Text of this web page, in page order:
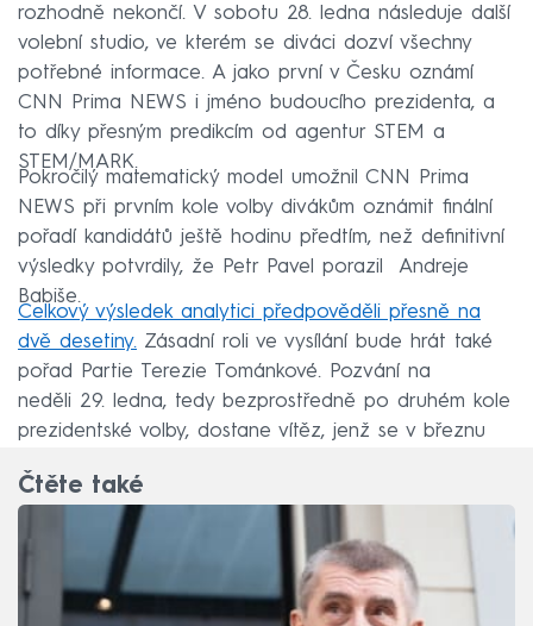
rozhodně nekončí. V sobotu 28. ledna následuje další
volební studio, ve kterém se diváci dozví všechny
potřebné informace. A jako první v Česku oznámí
CNN Prima NEWS i jméno budoucího prezidenta, a
to díky přesným predikcím od agentur STEM a
STEM/MARK.
Pokročilý matematický model umožnil CNN Prima
NEWS při prvním kole volby divákům oznámit finální
pořadí kandidátů ještě hodinu předtím, než definitivní
výsledky potvrdily, že Petr Pavel porazil Andreje
Babiše.
Celkový výsledek analytici předpověděli přesně na
dvě desetiny. Zásadní roli ve vysílání bude hrát také
pořad Partie Terezie Tománkové. Pozvání na
neděli 29. ledna, tedy bezprostředně po druhém kole
prezidentské volby, dostane vítěz, jenž se v březnu
Čtěte také